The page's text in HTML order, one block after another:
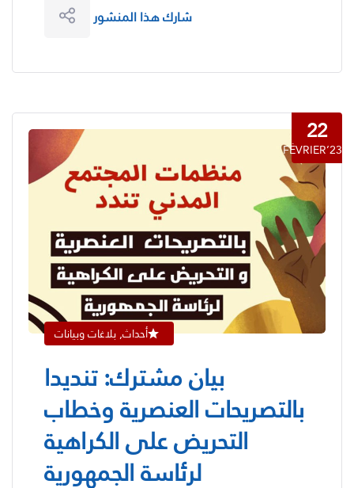
شارك هذا المنشور
22
FÉVRIER’23
أحداث, بلاغات وبيانات
بيان مشترك: تنديدا
بالتصريحات العنصرية وخطاب
التحريض على الكراهية
لرئاسة الجمهورية